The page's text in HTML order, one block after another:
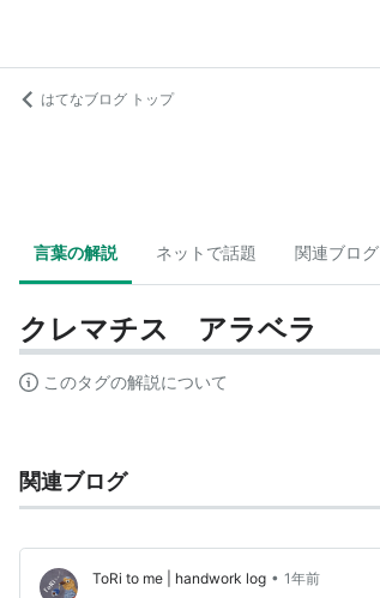
はてなブログ トップ
言葉の解説 ネットで話題 関連ブログ
クレマチス アラベラ
このタグの解説について
関連ブログ
ToRi to me | handwork log • 1年前